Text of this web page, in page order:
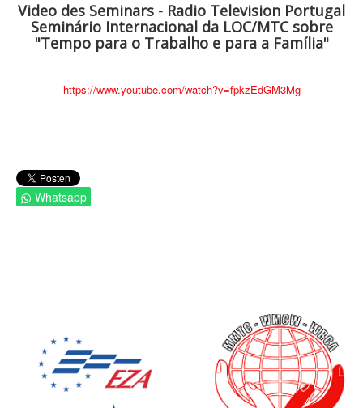
Video des Seminars - Radio Television Portugal
Seminário Internacional da LOC/MTC sobre
"Tempo para o Trabalho e para a Família"
https://www.youtube.com/watch?v=fpkzEdGM3Mg
Whatsapp